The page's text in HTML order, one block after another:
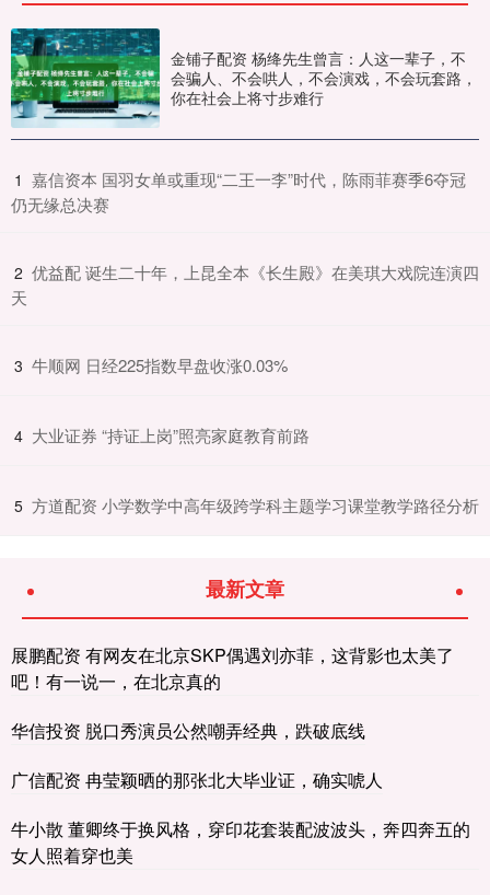
金铺子配资 杨绛先生曾言：人这一辈子，不
会骗人、不会哄人，不会演戏，不会玩套路，
你在社会上将寸步难行
1 ​嘉信资本 国羽女单或重现“二王一李”时代，陈雨菲赛季6夺冠
仍无缘总决赛
2 ​优益配 诞生二十年，上昆全本《长生殿》在美琪大戏院连演四
天
3 ​牛顺网 日经225指数早盘收涨0.03%
4 ​大业证券 “持证上岗”照亮家庭教育前路
5 ​方道配资 小学数学中高年级跨学科主题学习课堂教学路径分析
最新文章
展鹏配资 有网友在北京SKP偶遇刘亦菲，这背影也太美了
吧！有一说一，在北京真的
华信投资 脱口秀演员公然嘲弄经典，跌破底线
广信配资 冉莹颖晒的那张北大毕业证，确实唬人
牛小散 董卿终于换风格，穿印花套装配波波头，奔四奔五的
女人照着穿也美